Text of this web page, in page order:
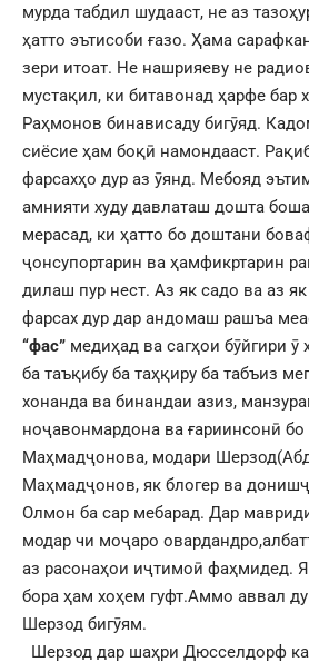
мурда табдил шудааст, не аз
ҳатто эътисоби ғазо. Ҳама
зери итоат. Не нашрияеву не
мустақил, ки битавонад ҳарфе бар
Раҳмонов бинависаду бигӯяд.
сиёсие ҳам боқӣ намондааст.
фарсахҳо дур аз ӯянд. Мебояд
амнияти худу давлаташ дошта
мерасад, ки ҳатто бо доштани
ҷонсупортарин ва ҳамфикртарин
дилаш пур нест. Аз як садо ва аз
фарсах дур дар андомаш рашъа
“фас” медиҳад ва сагҳои бӯйгири ӯ
ба таъқибу ба таҳқиру ба табъиз
хонанда ва бинандаи азиз,
ноҷавонмардона ва ғариинсонӣ
Маҳмадҷонова, модари
Маҳмадҷонов, як блогер ва
Олмон ба сар мебарад. Дар
модар чи моҷаро
аз расонаҳои иҷтимоӣ фаҳмидед.
бора ҳам хоҳем гуфт.Аммо аввал ду
Шерзод бигӯям.
Шерзод дар шаҳри Дюсселдорф